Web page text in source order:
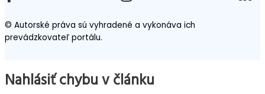
© Autorské práva sú vyhradené a vykonáva ich
prevádzkovateľ portálu.
Nahlásiť chybu v článku